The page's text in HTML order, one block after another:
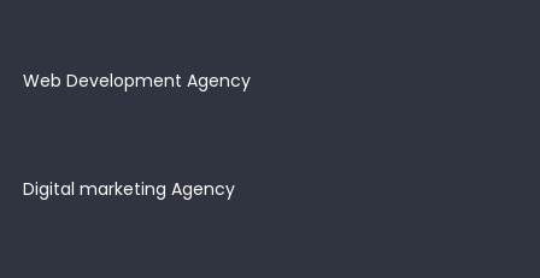
Web Development Agency
Digital marketing Agency